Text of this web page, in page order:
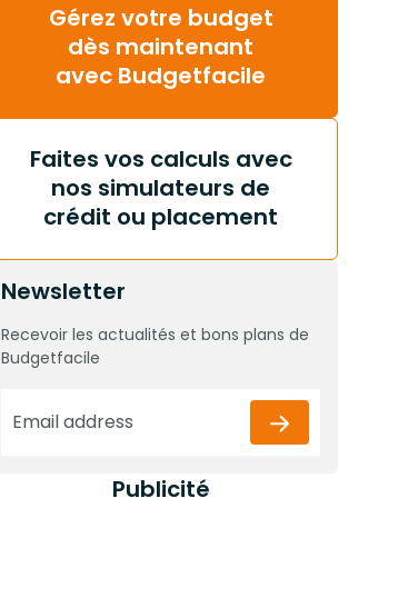
Gérez votre budget
dès maintenant
avec Budgetfacile
Faites vos calculs avec
nos simulateurs de
crédit ou placement
Newsletter
Recevoir les actualités et bons plans de
Budgetfacile
Publicité